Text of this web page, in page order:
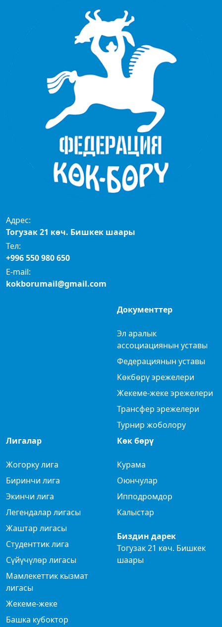
Адрес:
Тогузак 21 көч. Бишкек шаары
Тел:
+996 550 980 650
E-mail:
kokborumail@gmail.com
Документтер
Эл аралык
ассоциациянын уставы
Федерациянын уставы
Көкбөрү эрежелери
Жекеме-жеке эрежелери
Трансфер эрежелери
Турнир жоболору
Лигалар
Жогорку лига
Биринчи лига
Экинчи лига
Легендалар лигасы
Жаштар лигасы
Студенттик лига
Сүйүчүлөр лигасы
Мамлекеттик кызмат
лигасы
Жекеме-жеке
Башка кубоктор
Көк бөрү
Курама
Оюнчулар
Ипподромдор
Калыстар
Биздин дарек
Тогузак 21 көч. Бишкек
шаары